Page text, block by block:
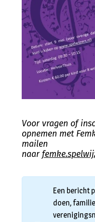
Voor vragen of
opnemen met
mailen
naar
Een bericht
doen,